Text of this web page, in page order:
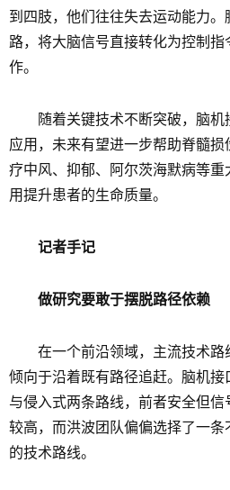
到四肢，他们往往失去运动能力。
路，将大脑信号直接转化为控制
作。
随着关键技术不断突破，脑
应用，未来有望进一步帮助脊髓
疗中风、抑郁、阿尔茨海默病等
用提升患者的生命质量。
记者手记
做研究要敢于摆脱路径依赖
在一个前沿领域，主流技术
倾向于沿着既有路径追赶。脑机
与侵入式两条路线，前者安全但
较高，而洪波团队偏偏选择了一
的技术路线。